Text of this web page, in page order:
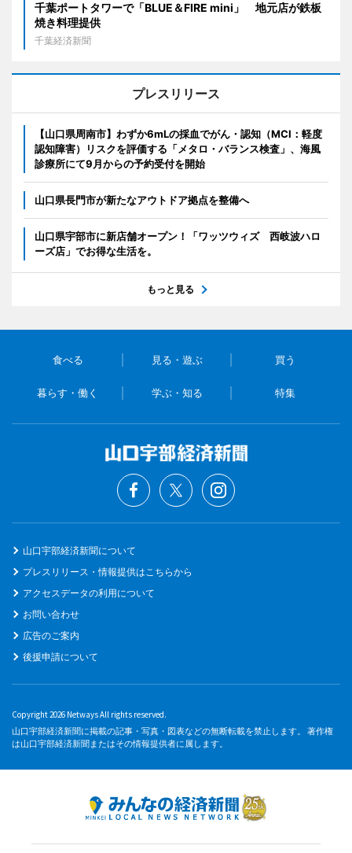
千葉ポートタワーで「BLUE＆FIRE mini」 地元店が鉄板
焼き料理提供
千葉経済新聞
プレスリリース
【山口県周南市】わずか6mLの採血でがん・認知（MCI：軽度
認知障害）リスクを評価する「メタロ・バランス検査」、海風
診療所にて9月からの予約受付を開始
山口県長門市が新たなアウトドア拠点を整備へ
山口県宇部市に新店舗オープン！「ワッツウィズ 西岐波ハロ
ーズ店」でお得な生活を。
もっと見る
食べる 見る・遊ぶ 買う
暮らす・働く 学ぶ・知る 特集
山口宇部経済新聞について
プレスリリース・情報提供はこちらから
アクセスデータの利用について
お問い合わせ
広告のご案内
後援申請について
Copyright 2026 Netways All rights reserved.
山口宇部経済新聞に掲載の記事・写真・図表などの無断転載を禁止します。 著作権
は山口宇部経済新聞またはその情報提供者に属します。